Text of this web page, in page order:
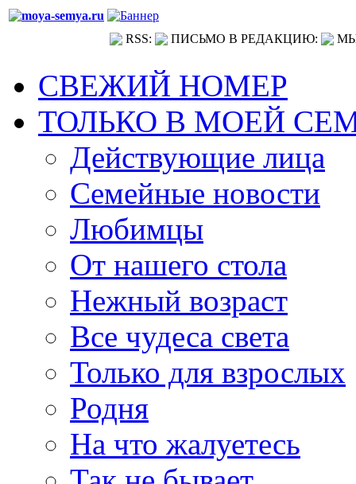
RSS: ПИСЬМО В РЕДАКЦИЮ:
СВЕЖИЙ НОМЕР
ТОЛЬКО В МОЕЙ
Действующие лица
Семейные новости
Любимцы
От нашего стола
Нежный возраст
Все чудеса света
Только для взрослых
Родня
На что жалуетесь